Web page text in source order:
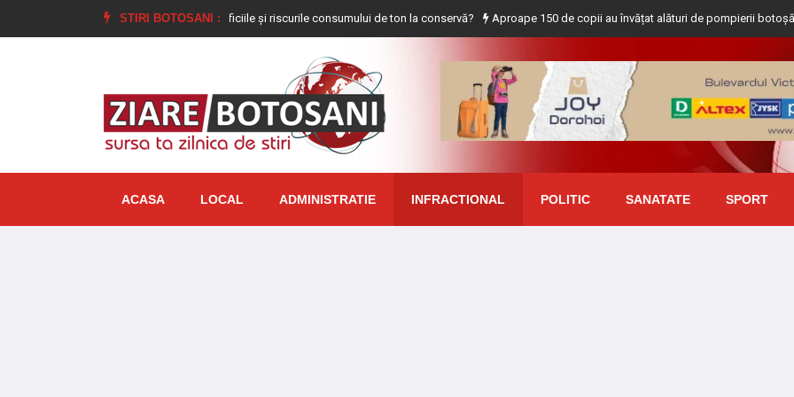
STIRI BOTOSANI :
Care sunt beneficiile și riscurile consumului de ton la conservă? Aproape 150 de copii au învățat alături de pompierii botoșăneni, că
ACASA LOCAL ADMINISTRATIE INFRACTIONAL POLITIC SANATATE SPORT